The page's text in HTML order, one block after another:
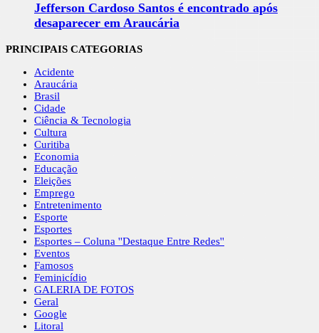
Jefferson Cardoso Santos é encontrado após
desaparecer em Araucária
PRINCIPAIS CATEGORIAS
Acidente
Araucária
Brasil
Cidade
Ciência & Tecnologia
Cultura
Curitiba
Economia
Educação
Eleições
Emprego
Entretenimento
Esporte
Esportes
Esportes – Coluna ''Destaque Entre Redes''
Eventos
Famosos
Feminicídio
GALERIA DE FOTOS
Geral
Google
Litoral